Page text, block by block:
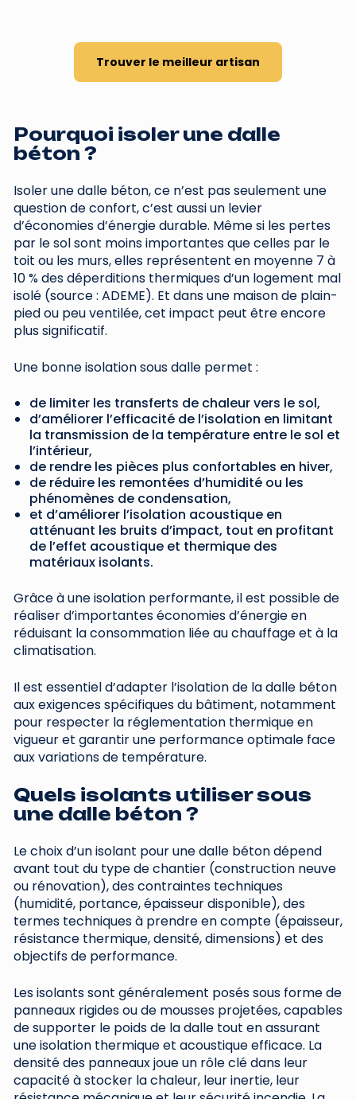
Trouver le meilleur artisan
Pourquoi isoler une dalle
béton ?
Isoler une dalle béton, ce n’est pas seulement une
question de confort, c’est aussi un levier
d’économies d’énergie durable. Même si les pertes
par le sol sont moins importantes que celles par le
toit ou les murs, elles représentent en moyenne 7 à
10 % des déperditions thermiques d’un logement mal
isolé (source : ADEME). Et dans une maison de plain-
pied ou peu ventilée, cet impact peut être encore
plus significatif.
Une bonne isolation sous dalle permet :
de limiter les transferts de chaleur vers le sol,
d’améliorer l’efficacité de l’isolation en limitant
la transmission de la température entre le sol et
l’intérieur,
de rendre les pièces plus confortables en hiver,
de réduire les remontées d’humidité ou les
phénomènes de condensation,
et d’améliorer l’isolation acoustique en
atténuant les bruits d’impact, tout en profitant
de l’effet acoustique et thermique des
matériaux isolants.
Grâce à une isolation performante, il est possible de
réaliser d’importantes économies d’énergie en
réduisant la consommation liée au chauffage et à la
climatisation.
Il est essentiel d’adapter l’isolation de la dalle béton
aux exigences spécifiques du bâtiment, notamment
pour respecter la réglementation thermique en
vigueur et garantir une performance optimale face
aux variations de température.
Quels isolants utiliser sous
une dalle béton ?
Le choix d’un isolant pour une dalle béton dépend
avant tout du type de chantier (construction neuve
ou rénovation), des contraintes techniques
(humidité, portance, épaisseur disponible), des
termes techniques à prendre en compte (épaisseur,
résistance thermique, densité, dimensions) et des
objectifs de performance.
Les isolants sont généralement posés sous forme de
panneaux rigides ou de mousses projetées, capables
de supporter le poids de la dalle tout en assurant
une isolation thermique et acoustique efficace. La
densité des panneaux joue un rôle clé dans leur
capacité à stocker la chaleur, leur inertie, leur